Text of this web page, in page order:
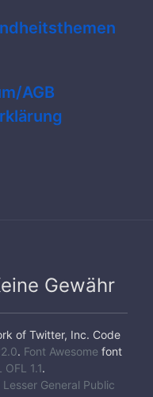
AGB
Gewähr
of Twitter, Inc. Code
. Font Awesome font
OFL 1.1.
Lesser General Public